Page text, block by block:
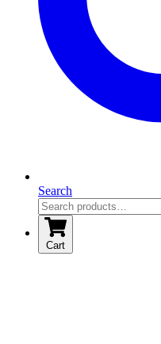
Search
Cart